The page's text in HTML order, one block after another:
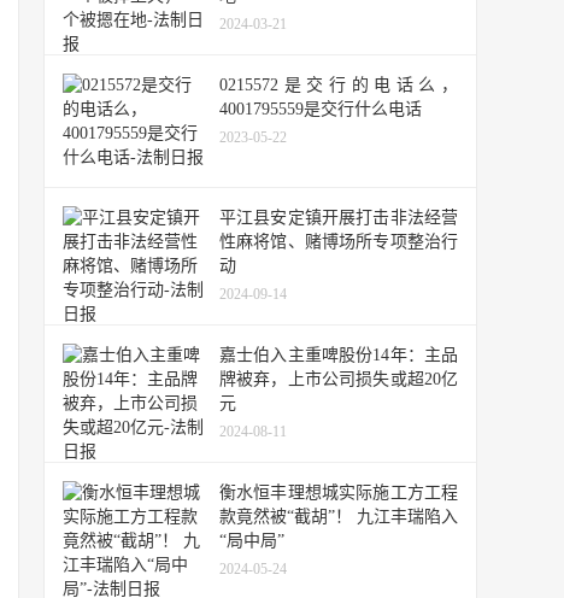
2024-03-21
0215572是交行的电话么，
4001795559是交行什么电话
2023-05-22
平江县安定镇开展打击非法经营
性麻将馆、赌博场所专项整治行
动
2024-09-14
嘉士伯入主重啤股份14年：主品
牌被弃，上市公司损失或超20亿
元
2024-08-11
衡水恒丰理想城实际施工方工程
款竟然被“截胡”！ 九江丰瑞陷入
“局中局”
2024-05-24